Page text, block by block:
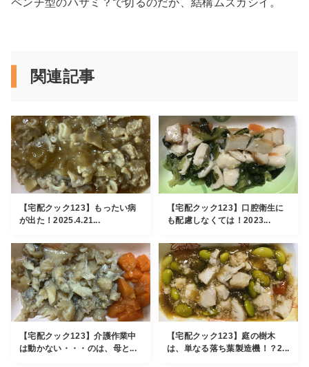
関連記事
【宅配クック123】もったい病
が出た！2025.4.21...
【宅配クック123】口腔衛生に
も配慮しなくては！2023...
【宅配クック123】介護作業中
は動かない・・・のは、母と...
【宅配クック123】庭の樹木
は、単なる落ち葉製造機！？2...